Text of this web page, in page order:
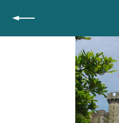
Retour